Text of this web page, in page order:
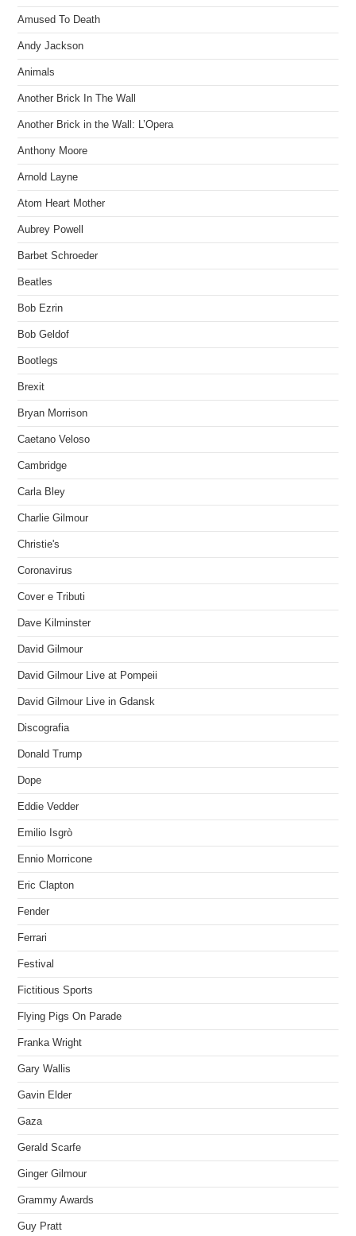
Amused To Death
Andy Jackson
Animals
Another Brick In The Wall
Another Brick in the Wall: L’Opera
Anthony Moore
Arnold Layne
Atom Heart Mother
Aubrey Powell
Barbet Schroeder
Beatles
Bob Ezrin
Bob Geldof
Bootlegs
Brexit
Bryan Morrison
Caetano Veloso
Cambridge
Carla Bley
Charlie Gilmour
Christie's
Coronavirus
Cover e Tributi
Dave Kilminster
David Gilmour
David Gilmour Live at Pompeii
David Gilmour Live in Gdansk
Discografia
Donald Trump
Dope
Eddie Vedder
Emilio Isgrò
Ennio Morricone
Eric Clapton
Fender
Ferrari
Festival
Fictitious Sports
Flying Pigs On Parade
Franka Wright
Gary Wallis
Gavin Elder
Gaza
Gerald Scarfe
Ginger Gilmour
Grammy Awards
Guy Pratt